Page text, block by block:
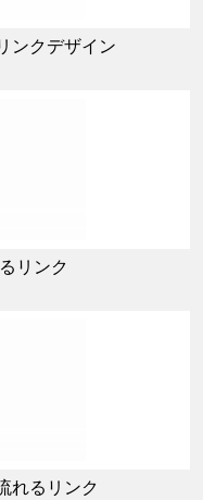
ンクデザイン
リンク
れるリンク